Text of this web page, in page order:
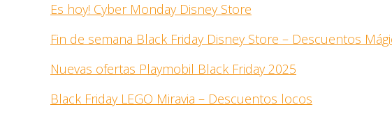
Es hoy! Cyber Monday Disney Store
Fin de semana Black Friday Disney Store – Descuentos
Nuevas ofertas Playmobil Black Friday 2025
Black Friday LEGO Miravia – Descuentos locos